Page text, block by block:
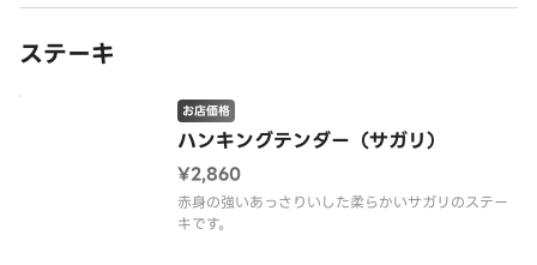
ステーキ
ハンキングテンダー（サガリ）
お店価格
¥2,860
赤身の強いあっさりいした柔らかいサガリのステー
キです。